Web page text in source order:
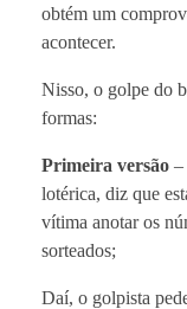
obtém um
acontecer.
Nisso, o golpe do
formas:
Primeira versão –
lotérica, diz que
vítima anotar os
sorteados;
Daí, o golpista